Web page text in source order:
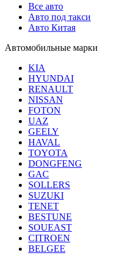
Все авто
Авто под такси
Авто Китая
Автомобильные марки
KIA
HYUNDAI
RENAULT
NISSAN
FOTON
UAZ
GEELY
HAVAL
TOYOTA
DONGFENG
GAC
SOLLERS
SUZUKI
TENET
BESTUNE
SOUEAST
CITROEN
BELGEE